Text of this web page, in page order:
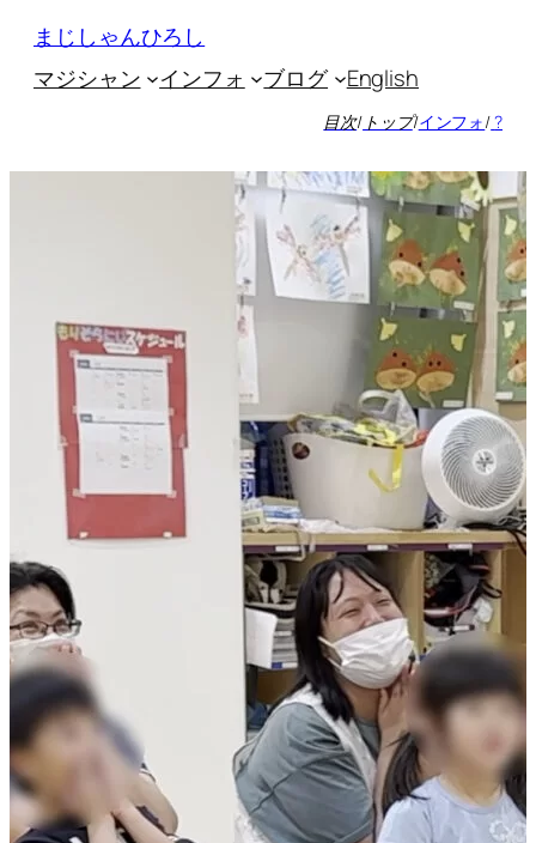
ッ
まじしゃんひろし
マジシャン
インフォ ブログ English
目次/ トップ/インフォ/?